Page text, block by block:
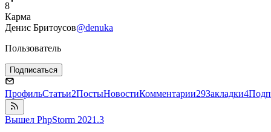
8
Карма
Денис Бритоусов@denuka
Пользователь
Подписаться
ПрофильСтатьи2ПостыНовостиКомментарии29Закладки4
Вышел PhpStorm 2021.3